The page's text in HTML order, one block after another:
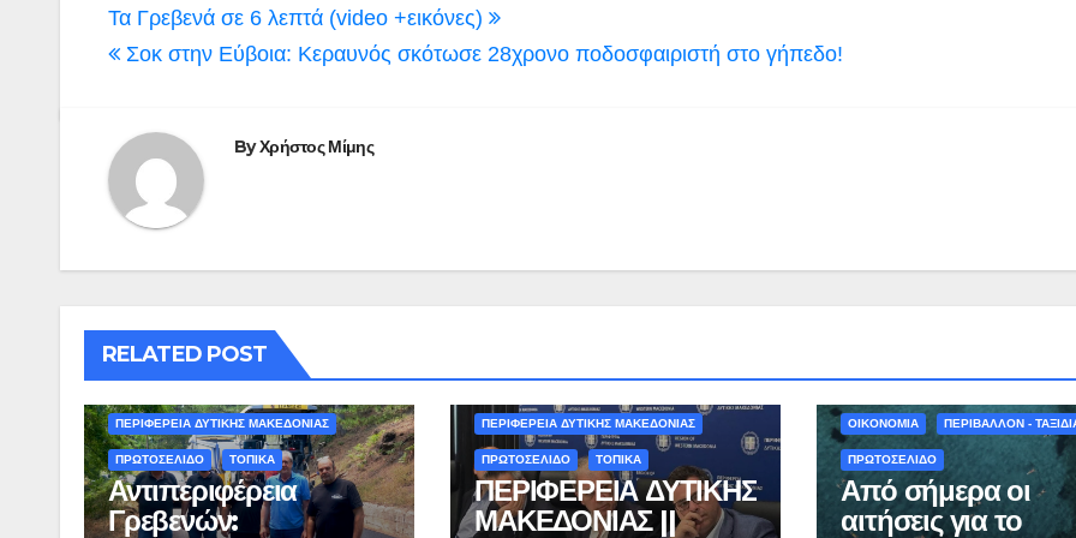
Πλοήγηση
άρθρων
Τα Γρεβενά σε 6 λεπτά (video +εικόνες)
Σοκ στην Εύβοια: Κεραυνός σκότωσε 28χρονο ποδοσφαιριστή στο γήπεδο!
ByΧρήστος Μίμης
RELATED POST
ΠΕΡΙΦΕΡΕΙΑ ΔΥΤΙΚΗΣ ΜΑΚΕΔΟΝΙΑΣ
ΠΡΩΤΟΣΕΛΙΔΟ ΤΟΠΙΚΑ
Αντιπεριφέρεια
Γρεβενών:
ΠΕΡΙΦΕΡΕΙΑ ΔΥΤΙΚΗΣ ΜΑΚΕΔΟΝΙΑΣ
ΠΡΩΤΟΣΕΛΙΔΟ ΤΟΠΙΚΑ
ΠΕΡΙΦΕΡΕΙΑ ΔΥΤΙΚΗΣ
ΜΑΚΕΔΟΝΙΑΣ ||
ΟΙΚΟΝΟΜΙΑ ΠΕΡΙΒΑΛΛΟΝ -
ΠΡΩΤΟΣΕΛΙΔΟ
Από σήμερα οι
αιτήσεις για το